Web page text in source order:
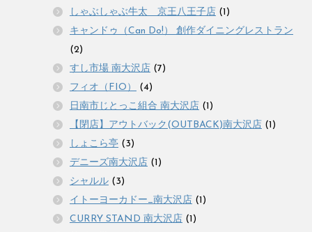
しゃぶしゃぶ牛太 京王八王子店 (1)
キャンドゥ（Can Do!） 創作ダイニングレストラン
(2)
すし市場 南大沢店 (7)
フィオ（FIO）
(4)
日南市じとっこ組合 南大沢店 (1)
【閉店】アウトバック(OUTBACK)南大沢店 (1)
しょこら亭 (3)
デニーズ南大沢店 (1)
シャルル (3)
イトーヨーカドー_南大沢店 (1)
CURRY STAND 南大沢店 (1)